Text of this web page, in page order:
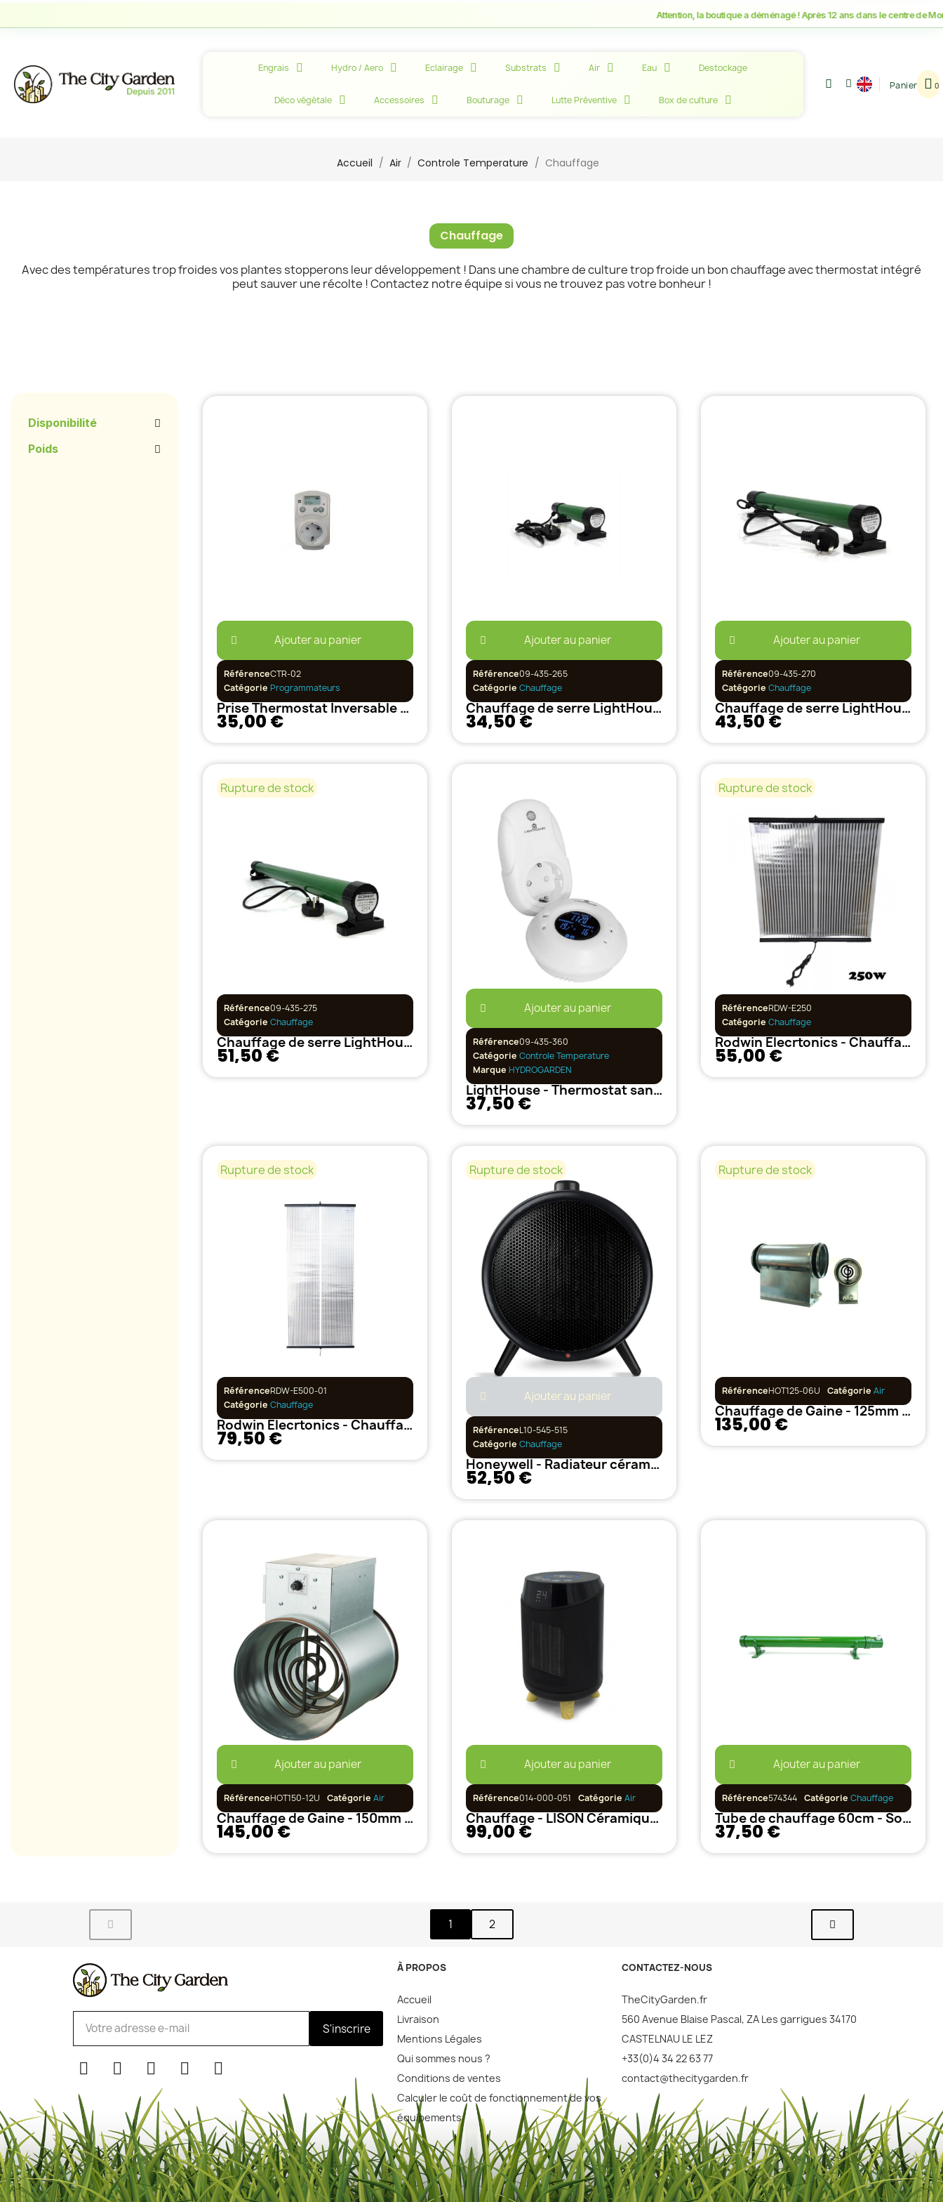
Attention, la boutique a déménagé ! Après 12 ans dans le centre de
Engrais Hydro / Aero Eclairage Substrats Air Eau Destockage
Déco végétale Accessoires Bouturage Lutte Préventive Box de culture
Panier
Accueil Air Controle Temperature Chauffage
Chauffage
Avec des températures trop froides vos plantes stopperons leur développement ! Dans une chambre de culture trop froide un bon chauffage avec thermostat intégré
peut sauver une récolte ! Contactez notre équipe si vous ne trouvez pas votre bonheur !
Disponibilité
Poids
Ajouter au panier
RéférenceCTR-02
Catégorie Programmateurs
Prise Thermostat Inversable 16A - Cornwall Elec
35,00 €
Ajouter au panier
Référence09-435-265
CatégorieChauffage
Chauffage de serre LightHouse 45W
34,50 €
Ajouter au panier
Référence09-435-270
CatégorieChauffage
Chauffage de serre LightHouse 80W
43,50 €
Rupture de stock
Référence09-435-275
Catégorie Chauffage
Chauffage de serre LightHouse 135W
51,50 €
Ajouter au panier
Référence09-435-360
CatégorieControle Temperature
Marque HYDROGARDEN
LightHouse - Thermostat sans fil
37,50 €
Rupture de stock
RéférenceRDW-E250
CatégorieChauffage
Rodwin Elecrtonics - Chauffage radiant ultra plat - 250w
55,00 €
Rupture de stock
RéférenceRDW-E500-01
Catégorie Chauffage
Rodwin Elecrtonics - Chauffage radiant ultra plat - 500w
79,50 €
Rupture de stock
Ajouter au panier
RéférenceL10-545-515
CatégorieChauffage
Honeywell - Radiateur céramique personnel - 1500W
52,50 €
Rupture de stock
RéférenceHOT125-06U CatégorieAir
Chauffage de Gaine - 125mm - 600w + Thermostat
135,00 €
Ajouter au panier
RéférenceHOT150-12U Catégorie Air
Chauffage de Gaine - 150mm - 1200w + Thermostat
145,00 €
Ajouter au panier
Référence014-000-051 CatégorieAir
Chauffage - LISON Céramique Noir Connecté 30m²
99,00 €
Ajouter au panier
Référence574344 CatégorieChauffage
Tube de chauffage 60cm - Solux -120W
37,50 €
1 2
S'inscrire
À PROPOS
Accueil
Livraison
Mentions Légales
Qui sommes nous ?
Conditions de ventes
Calculer le coût de fonctionnement de vos
équipements
CONTACTEZ-NOUS
TheCityGarden.fr
560 Avenue Blaise Pascal, ZA Les garrigues 34170
CASTELNAU LE LEZ
+33(0)4 34 22 63 77
contact@thecitygarden.fr